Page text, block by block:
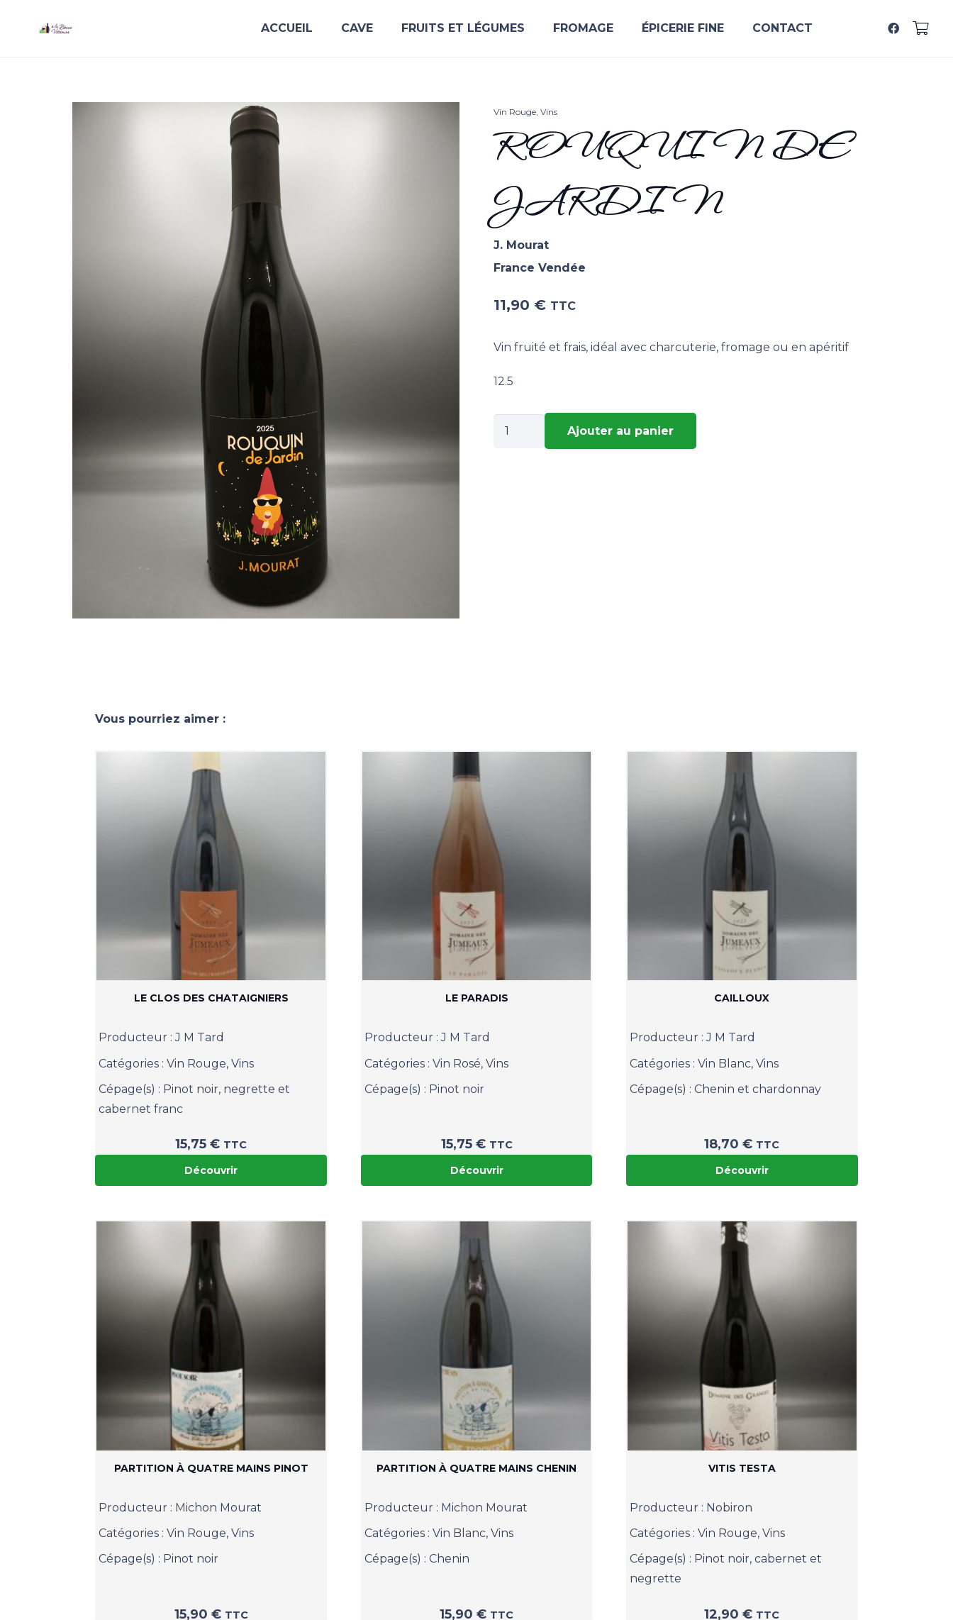
ACCUEIL CAVE FRUITS ET LÉGUMES FROMAGE ÉPICERIE FINE CONTACT
Vin Rouge, Vins
ROUQUIN DE
JARDIN
J. Mourat
France Vendée
11,90 € TTC
Vin fruité et frais, idéal avec charcuterie, fromage ou en apéritif
12.5
Ajouter au panier
Vous pourriez aimer :
LE CLOS DES CHATAIGNIERS
Producteur :J M Tard
Catégories :Vin Rouge,Vins
Cépage(s) : Pinot noir, negrette et
cabernet franc
15,75€ TTC
Découvrir
LE PARADIS
Producteur :J M Tard
Catégories : Vin Rosé, Vins
Cépage(s) : Pinot noir
15,75 € TTC
Découvrir
CAILLOUX
Producteur :J M Tard
Catégories :Vin Blanc,Vins
Cépage(s) :Chenin et chardonnay
18,70€ TTC
Découvrir
PARTITION À QUATRE MAINS PINOT
Producteur : Michon Mourat
Catégories :Vin Rouge,Vins
Cépage(s) : Pinot noir
15,90 € TTC
PARTITION À QUATRE MAINS CHENIN
Producteur : Michon Mourat
Catégories : Vin Blanc, Vins
Cépage(s) : Chenin
15,90 € TTC
VITIS TESTA
Producteur : Nobiron
Catégories :Vin Rouge,Vins
Cépage(s) : Pinot noir, cabernet et
negrette
12,90€ TTC